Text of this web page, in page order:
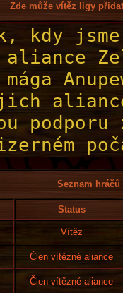
Zde může vítěz ligy
Seznam
Status
Vítěz
Člen vítězné aliance
Člen vítězné aliance